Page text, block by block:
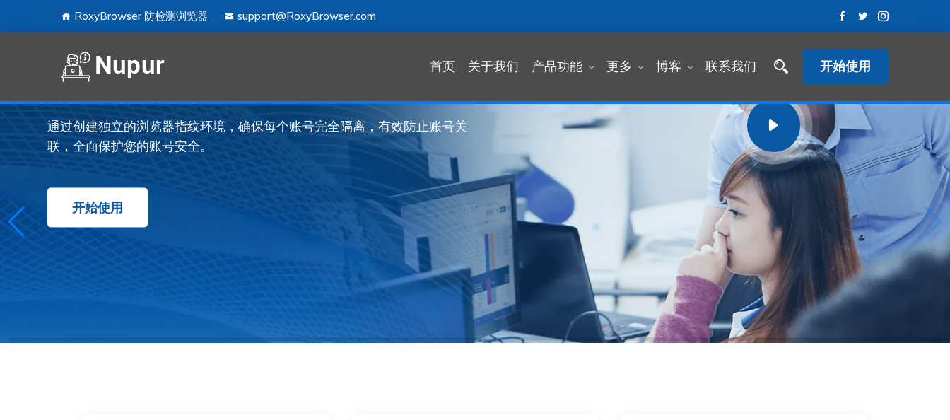
RoxyBrowser 防检测浏览器 support@RoxyBrowser.com
首页 关于我们 产品功能 更多 博客 联系我们 开始使用
RoxyBrowser 防检测浏览器
多账号管理的安全之选
通过创建独立的浏览器指纹环境，确保每个账号完全隔离，有效防止账号关
联，全面保护您的账号安全。
开始使用